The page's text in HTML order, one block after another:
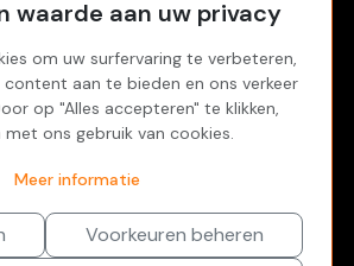
09:00 - 17:00
Gesloten
Gesloten
waarde aan uw privacy
om uw surfervaring te verbeteren,
aan te bieden en ons verkeer
op "Alles accepteren" te klikken,
ons gebruik van cookies.
Meer informatie
Voorkeuren beheren